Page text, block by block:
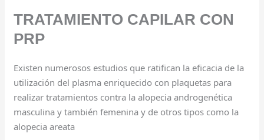
TRATAMIENTO CAPILAR CON
PRP
Existen numerosos estudios que ratifican la eficacia de la
utilización del plasma enriquecido con plaquetas para
realizar tratamientos contra la alopecia androgenética
masculina y también femenina y de otros tipos como la
alopecia areata